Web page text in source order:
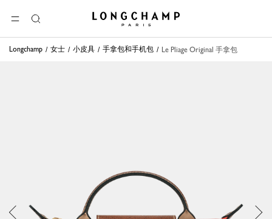
选单
搜
索
Longchamp - 主页
Longchamp 女士 小皮具 手拿包和手机包 Le Pliage Original 手拿包